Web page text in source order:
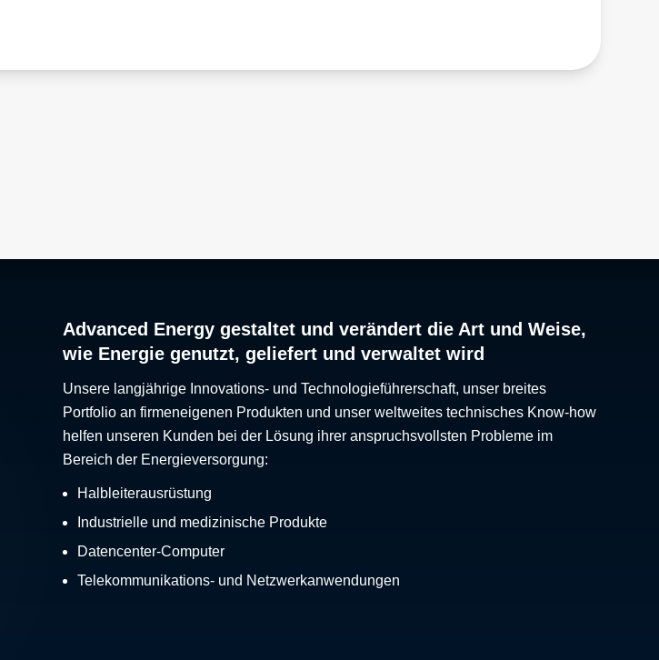
Advanced Energy gestaltet und verändert die Art und Weise,
wie Energie genutzt, geliefert und verwaltet wird
Unsere langjährige Innovations- und Technologieführerschaft, unser breites
Portfolio an firmeneigenen Produkten und unser weltweites technisches Know-how
helfen unseren Kunden bei der Lösung ihrer anspruchsvollsten Probleme im
Bereich der Energieversorgung:
Halbleiterausrüstung
Industrielle und medizinische Produkte
Datencenter-Computer
Telekommunikations- und Netzwerkanwendungen